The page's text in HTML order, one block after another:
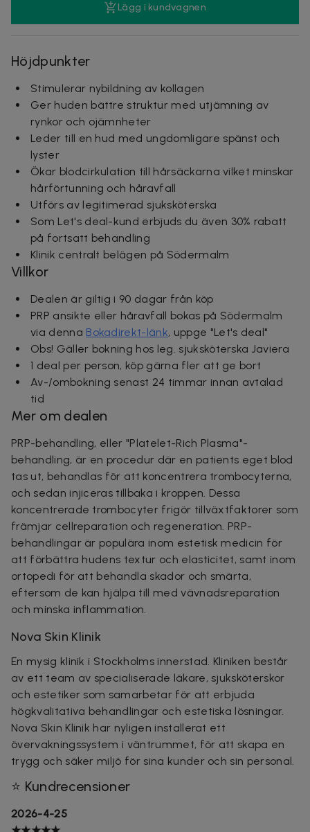
Lägg i kundvagnen
Höjdpunkter
Stimulerar nybildning av kollagen
Ger huden bättre struktur med utjämning av
rynkor och ojämnheter
Leder till en hud med ungdomligare spänst och
lyster
Ökar blodcirkulation till hårsäckarna vilket minskar
hårförtunning och håravfall
Utförs av legitimerad sjuksköterska
Som Let's deal-kund erbjuds du även 30% rabatt
på fortsatt behandling
Klinik centralt belägen på Södermalm
Villkor
Dealen är giltig i 90 dagar från köp
PRP ansikte eller håravfall bokas på Södermalm
via denna Bokadirekt-länk, uppge "Let's deal"
Obs! Gäller bokning hos leg. sjuksköterska Javiera
1 deal per person, köp gärna fler att ge bort
Av-/ombokning senast 24 timmar innan avtalad
tid
Mer om dealen
PRP-behandling, eller "Platelet-Rich Plasma"-
behandling, är en procedur där en patients eget blod
tas ut, behandlas för att koncentrera trombocyterna,
och sedan injiceras tillbaka i kroppen. Dessa
koncentrerade trombocyter frigör tillväxtfaktorer som
främjar cellreparation och regeneration. PRP-
behandlingar är populära inom estetisk medicin för
att förbättra hudens textur och elasticitet, samt inom
ortopedi för att behandla skador och smärta,
eftersom de kan hjälpa till med vävnadsreparation
och minska inflammation.
Nova Skin Klinik
En mysig klinik i Stockholms innerstad. Kliniken består
av ett team av specialiserade läkare, sjuksköterskor
och estetiker som samarbetar för att erbjuda
högkvalitativa behandlingar och estetiska lösningar.
Nova Skin Klinik har nyligen installerat ett
övervakningssystem i väntrummet, för att skapa en
trygg och säker miljö för sina kunder och sin personal.
⭐ Kundrecensioner
2026-4-25